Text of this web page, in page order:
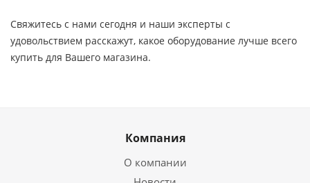
Свяжитесь с нами сегодня и наши эксперты с
удовольствием расскажут, какое оборудование лучше всего
купить для Вашего магазина.
Компания
О компании